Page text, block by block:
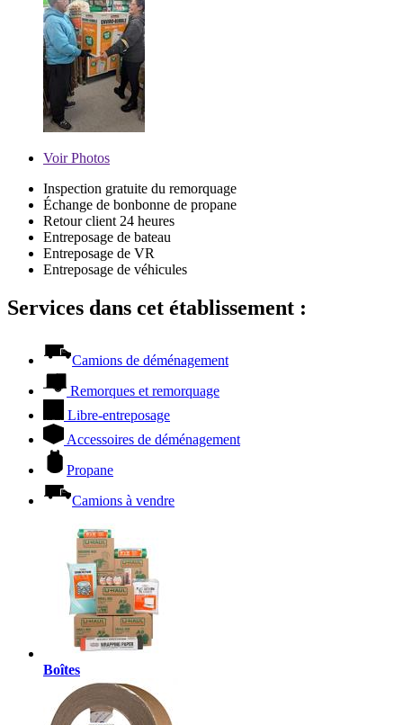
VoirPhotos
Inspection gratuite du remorquage
Échange de bonbonne de propane
Retour client 24 heures
Entreposage de bateau
Entreposage de VR
Entreposage de véhicules
Services dans cet établissement :
Camions de déménagement
Remorques et remorquage
Libre-entreposage
Accessoires de déménagement
Propane
Camions à vendre
Boîtes